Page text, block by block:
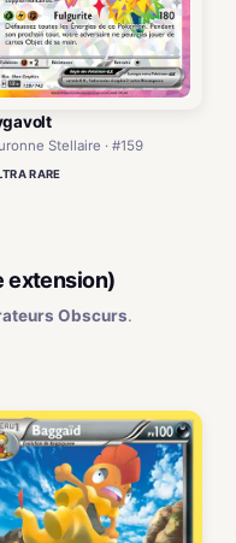
Stellaire · #159
RARE
extension)
Obscurs.